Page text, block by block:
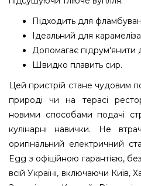
Підходить для
Ідеальний для
Допомагає підрум'янити
Швидко плавить сир.
Цей пристрій стане чудовим
природі чи на терасі
новими способами подачі
кулінарні навички. Не
оригінальний електричний
Egg з офіційною гарантією,
всій Україні, включаючи Київ,